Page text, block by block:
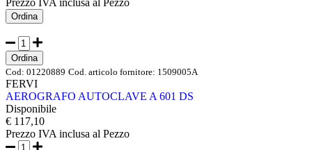
Ordina
Ordina
Cod: 01220889 Cod. articolo fornitore: 1509005A
FERVI
AEROGRAFO AUTOCLAVE A 601 DS
Disponibile
€ 117,10
Prezzo IVA inclusa al Pezzo